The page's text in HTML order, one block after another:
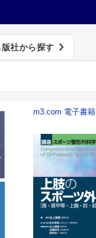
版社から探す 
m3.com 電子書籍